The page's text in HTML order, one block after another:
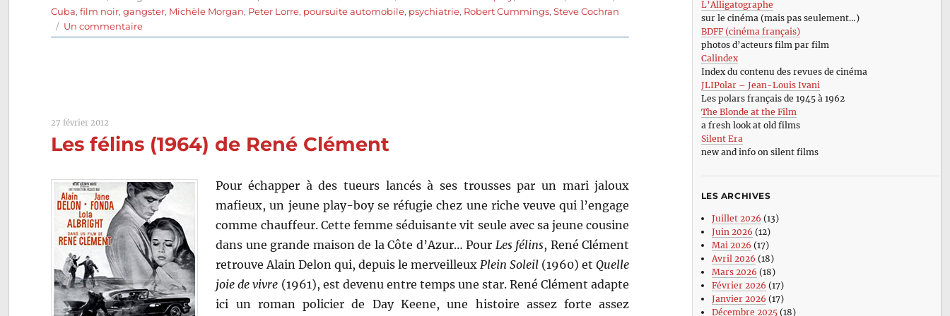
le
Cuba,film noir,gangster, Michèle Morgan, Peter Lorre, poursuite automobile, psychiatrie, Robert Cummings,Steve Cochran
Un commentairesur
L’Évadée
27 février 2012
Les félins (1964) de René Clément
Pour échapper à des tueurs lancés à ses trousses par un mari jaloux
mafieux, un jeune play-boy se réfugie chez une riche veuve qui l’engage
comme chauffeur. Cette femme séduisante vit seule avec sa jeune cousine
dans une grande maison de la Côte d’Azur… Pour Les félins, René Clément
retrouve Alain Delon qui, depuis le merveilleuxPlein Soleil (1960) etQuelle
joie de vivre (1961), est devenu entre temps une star. René Clément adapte
ici un roman policier de Day Keene, une histoire assez forte assez
L’Alligatographe
sur le cinéma (mais pas seulement…)
BDFF (cinéma français)
photos d’acteurs film par film
Calindex
Index du contenu des revues de cinéma
JLIPolar – Jean-Louis Ivani
Les polars français de 1945 à 1962
The Blonde at the Film
a fresh look at old films
Silent Era
new and info on silent films
LES ARCHIVES
Juillet 2026 (13)
Juin 2026 (12)
Mai 2026 (17)
Avril 2026 (18)
Mars 2026 (18)
Février 2026 (17)
Janvier 2026 (17)
Décembre 2025(18)